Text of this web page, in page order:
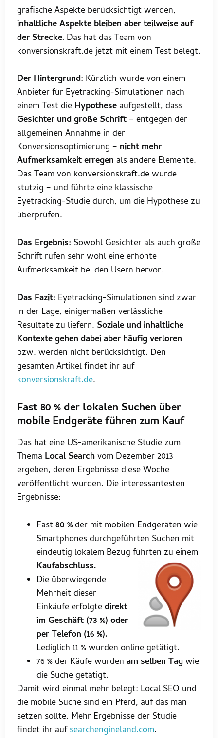
grafische Aspekte berücksichtigt werden,
inhaltliche Aspekte bleiben aber teilweise auf
der Strecke. Das hat das Team von
konversionskraft.de jetzt mit einem Test belegt.
Der Hintergrund: Kürzlich wurde von einem
Anbieter für Eyetracking-Simulationen nach
einem Test die Hypothese aufgestellt, dass
Gesichter und große Schrift – entgegen der
allgemeinen Annahme in der
Konversionsoptimierung – nicht mehr
Aufmerksamkeit erregen als andere Elemente.
Das Team von konversionskraft.de wurde
stutzig – und führte eine klassische
Eyetracking-Studie durch, um die Hypothese zu
überprüfen.
Das Ergebnis: Sowohl Gesichter als auch große
Schrift rufen sehr wohl eine erhöhte
Aufmerksamkeit bei den Usern hervor.
Das Fazit: Eyetracking-Simulationen sind zwar
in der Lage, einigermaßen verlässliche
Resultate zu liefern. Soziale und inhaltliche
Kontexte gehen dabei aber häufig verloren
bzw. werden nicht berücksichtigt. Den
gesamten Artikel findet ihr auf
konversionskraft.de.
Fast 80 % der lokalen Suchen über
mobile Endgeräte führen zum Kauf
Das hat eine US-amerikanische Studie zum
Thema Local Searchvom Dezember 2013
ergeben, deren Ergebnisse diese Woche
veröffentlicht wurden. Die interessantesten
Ergebnisse:
Fast80 %der mit mobilen Endgeräten wie
Smartphones durchgeführten Suchen mit
eindeutig lokalem Bezug führten zu einem
Kaufabschluss.
Die überwiegende
Mehrheit dieser
Einkäufe erfolgtedirekt
im Geschäft (73 %) oder
per Telefon (16 %).
Lediglich 11 % wurden online getätigt.
76 % der Käufe wurden am selben Tag wie
die Suche getätigt.
Damit wird einmal mehr belegt: Local SEO und
die mobile Suche sind ein Pferd, auf das man
setzen sollte. Mehr Ergebnisse der Studie
findet ihr aufsearchengineland.com.